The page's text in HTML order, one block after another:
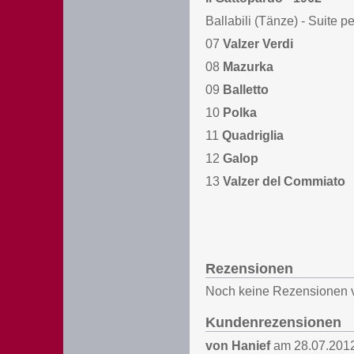
Ballabili (Tänze) - Suite
07 Valzer Verdi
08 Mazurka
09 Balletto
10 Polka
11 Quadriglia
12 Galop
13 Valzer del Commiato
Rezensionen
Noch keine Rezensionen
Kundenrezensionen
von Haniefam